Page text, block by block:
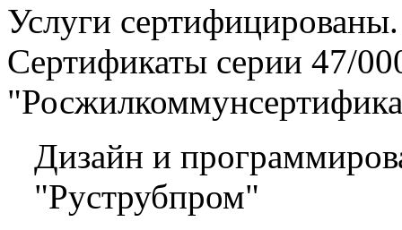
Услуги сертифицированы.
Сертификаты серии 47/
Дизайн и
"Руструбпром"